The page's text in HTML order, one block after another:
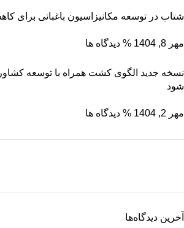
شتاب در توسعه مکانیزاسیون باغبانی برای
مهر 8, 1404 % دیدگاه ها
نسخه جدید الگوی کشت همراه با توسعه
شود
مهر 2, 1404 % دیدگاه ها
ریشه رشد، برگِ اعتماد
آخرین دیدگاه‌ها